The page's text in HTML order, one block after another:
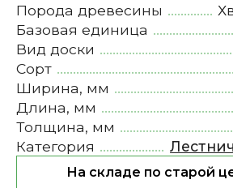
Порода древесины
Базовая единица
Вид доски
Сорт
Ширина, мм
Длина, мм
Толщина, мм
Категория
На складе по старой